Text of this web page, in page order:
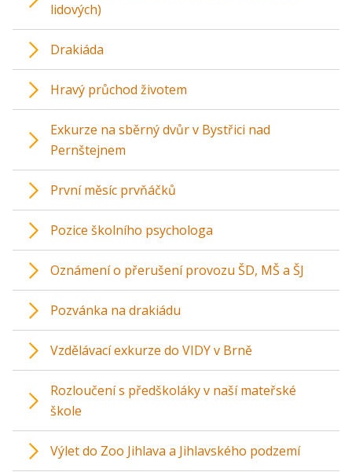
lidových)
Drakiáda
Hravý průchod životem
Exkurze na sběrný dvůr v Bystřici nad
Pernštejnem
První měsíc prvňáčků
Pozice školního psychologa
Oznámení o přerušení provozu ŠD, MŠ a ŠJ
Pozvánka na drakiádu
Vzdělávací exkurze do VIDY v Brně
Rozloučení s předškoláky v naší mateřské
škole
Výlet do Zoo Jihlava a Jihlavského podzemí